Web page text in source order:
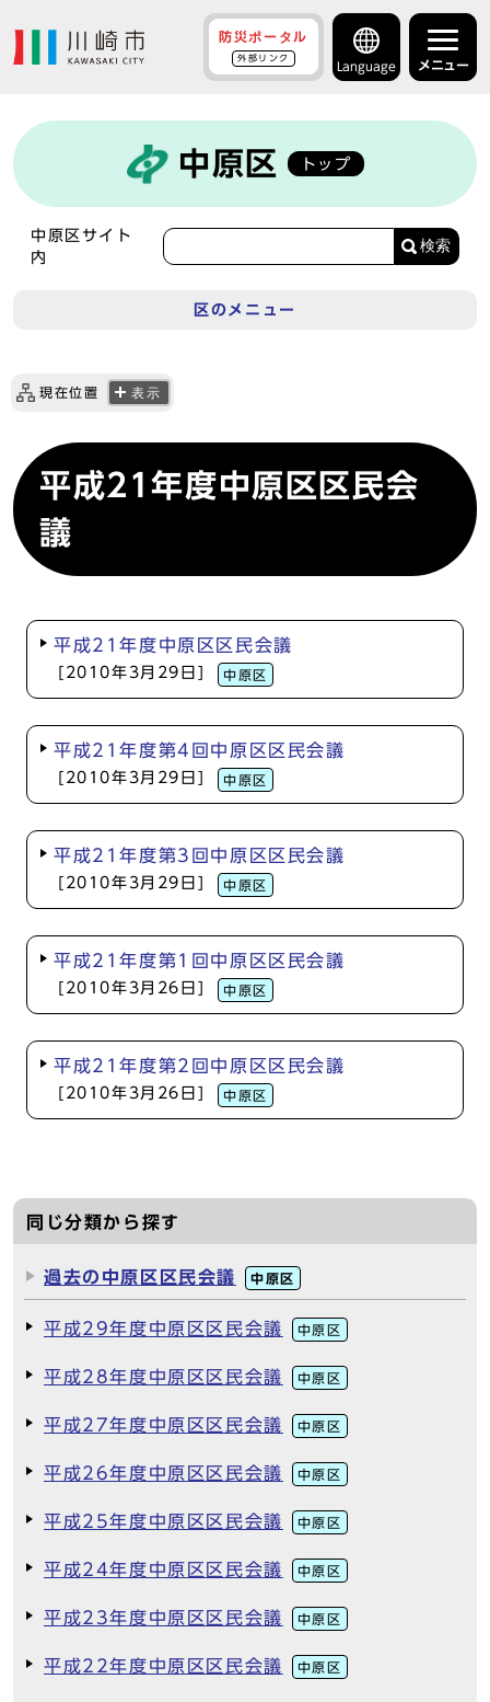
防災ポータル
外部リンク
Language メニュー
中原区 トップ
中原区サイト
内
検索
区のメニュー
現在位置 表示
平成21年度中原区区民会
議
平成21年度中原区区民会議
[2010年3月29日] 中原区
平成21年度第4回中原区区民会議
[2010年3月29日] 中原区
平成21年度第3回中原区区民会議
[2010年3月29日] 中原区
平成21年度第1回中原区区民会議
[2010年3月26日] 中原区
平成21年度第2回中原区区民会議
[2010年3月26日] 中原区
同じ分類から探す
過去の中原区区民会議 中原区
平成29年度中原区区民会議 中原区
平成28年度中原区区民会議 中原区
平成27年度中原区区民会議 中原区
平成26年度中原区区民会議 中原区
平成25年度中原区区民会議 中原区
平成24年度中原区区民会議 中原区
平成23年度中原区区民会議 中原区
平成22年度中原区区民会議 中原区